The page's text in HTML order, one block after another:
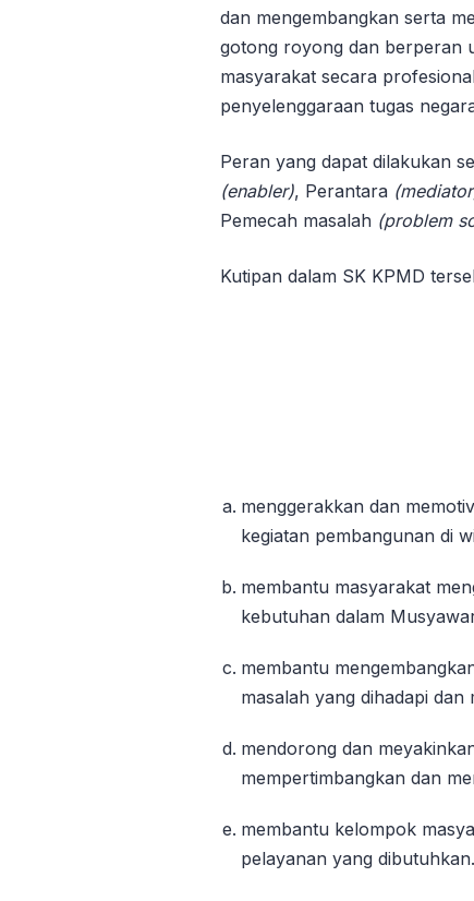
dan mengembangkan serta
gotong royong dan berperan
masyarakat secara
penyelenggaraan tugas
Peran yang dapat dilakukan
(enabler), Perantara
Pemecah masalah (problem
Kutipan dalam SK KPMD
menggerakkan dan
kegiatan pembangunan di
membantu masyarakat
kebutuhan dalam
membantu
masalah yang dihadapi
mendorong dan
mempertimbangkan dan
membantu kelompok
pelayanan yang dibutuhkan.